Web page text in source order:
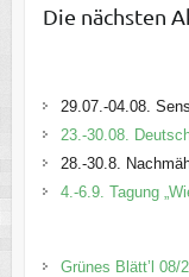
Die nächsten
29.07.-04.08.
23.-30.08.
28.-30.8.
4.-6.9. Tagung
Grünes Blätt’l 08/